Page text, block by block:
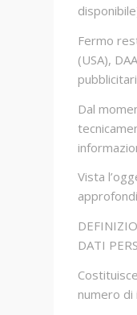
Fermo
(USA),
Dal
Vista
DATI
numero